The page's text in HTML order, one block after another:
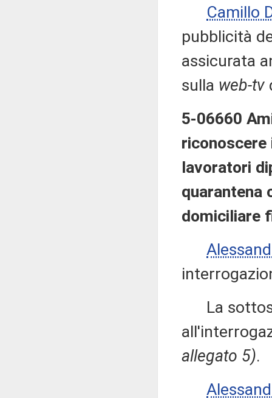
Camillo
pubblicità
assicurata
sulla web-tv
5-06660
lavoratori
quarantena
domiciliare
La
allegato 5).